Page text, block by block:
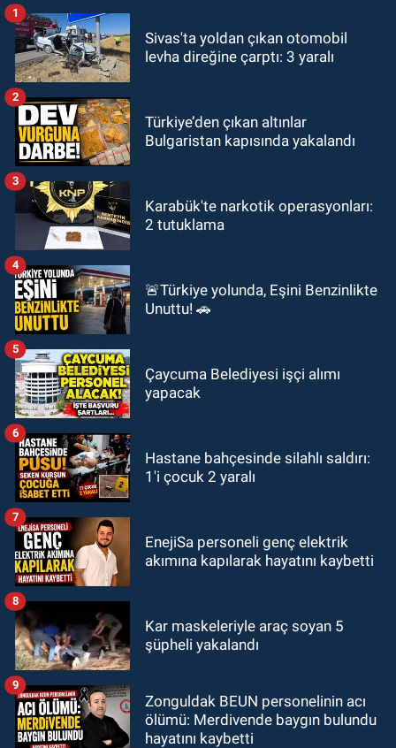
Sivas'ta yoldan çıkan otomobil
levha direğine çarptı: 3 yaralı
1
Türkiye’den çıkan altınlar
Bulgaristan kapısında yakalandı
2
Karabük'te narkotik operasyonları:
2 tutuklama
3
🚨Türkiye yolunda, Eşini Benzinlikte
Unuttu! 🚗
4
Çaycuma Belediyesi işçi alımı
yapacak
5
Hastane bahçesinde silahlı saldırı:
1'i çocuk 2 yaralı
6
EnejiSa personeli genç elektrik
akımına kapılarak hayatını kaybetti
7
Kar maskeleriyle araç soyan 5
şüpheli yakalandı
8
Zonguldak BEUN personelinin acı
ölümü: Merdivende baygın bulundu
hayatını kaybetti
9